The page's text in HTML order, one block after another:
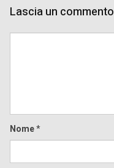
Lascia un commento
Nome*